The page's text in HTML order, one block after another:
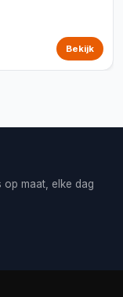
Bekijk
op maat, elke dag